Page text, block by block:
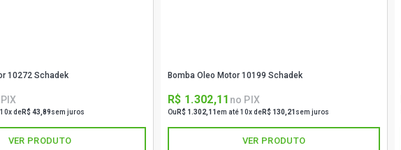
10272 Schadek
deR$ 43,89sem juros
VER PRODUTO
Bomba Oleo Motor 10199 Schadek
R$ 1.302,11 no PIX
Ou R$ 1.302,11em até 10x deR$ 130,21 sem juros
VER PRODUTO